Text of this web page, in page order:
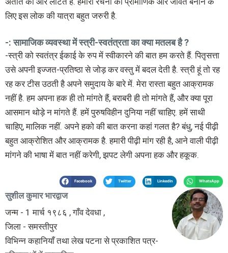
लिए इस लोक की यात्रा बहुत जरुरी है.
-: सामाजिक व्यवस्था में स्त्री-स्वतंत्रता का क्या मतलब है ?
-स्त्री को स्वतंत्र ईकाई के रुप में स्वीकारने की बात हम करते हैं. पितृसत्ता
उसे अपनी इज्जत-प्रतिष्ठा से जोड़ कर वस्तु में बदल देती है. स्त्री हूं तो रह
रह कर टीस उठती है अपने समुदाय के बारे में. मेरा रास्ता बहुत आक्रामक
नहीं है. हम अपना हक ही तो मांगते हैं, बराबरी ही तो मांगते हैं, और क्या पूरा
आसमान थोड़े न मांगते हैं. हमें पुरुषविहीन दुनिया नहीं चाहिए. हमें साथी
चाहिए, मालिक नहीं. अपने हको की बात करना कहां गलत है? बंधु, नई पीढ़ी
बहुत आक्रोशित और आक्रामक है. हमारी पीढ़ी मांग रही है, आने वाली पीढ़ी
मांगने की भाषा में बात नहीं करेगी, झपट लेगी अपना हक और हकूक.
Facebook Twitter LinkedIn WhatsApp
सुशील कुमार भारद्वाज
जन्म - 1 मार्च १९८६ , गाँव देवधा ,
जिला - समस्तीपुर
विभिन्न कहानियाँ तथा लेख पटना से प्रकाशित पत्र-